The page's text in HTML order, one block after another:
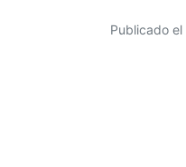
Publicado el